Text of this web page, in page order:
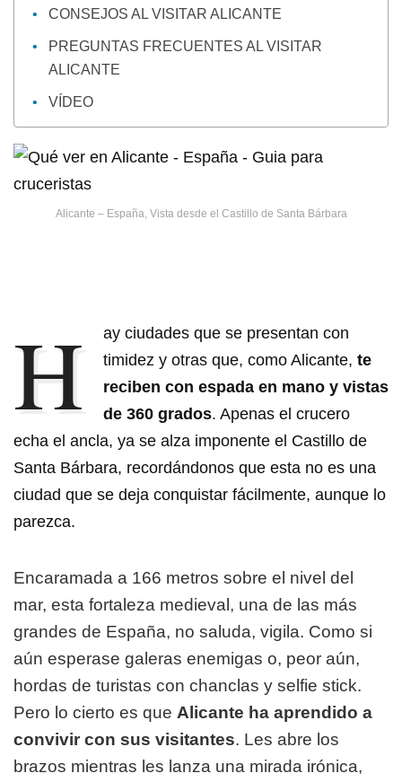
CONSEJOS AL VISITAR ALICANTE
PREGUNTAS FRECUENTES AL VISITAR
ALICANTE
VÍDEO
Alicante – España, Vista desde el Castillo de Santa Bárbara
H
ay ciudades que se presentan con
timidez y otras que, como Alicante, te
reciben con espada en mano y vistas
de 360 grados. Apenas el crucero
echa el ancla, ya se alza imponente el Castillo de
Santa Bárbara, recordándonos que esta no es una
ciudad que se deja conquistar fácilmente, aunque lo
parezca.
Encaramada a 166 metros sobre el nivel del
mar, esta fortaleza medieval, una de las más
grandes de España, no saluda, vigila. Como si
aún esperase galeras enemigas o, peor aún,
hordas de turistas con chanclas y selfie stick.
Pero lo cierto es que Alicante ha aprendido a
convivir con sus visitantes. Les abre los
brazos mientras les lanza una mirada irónica,